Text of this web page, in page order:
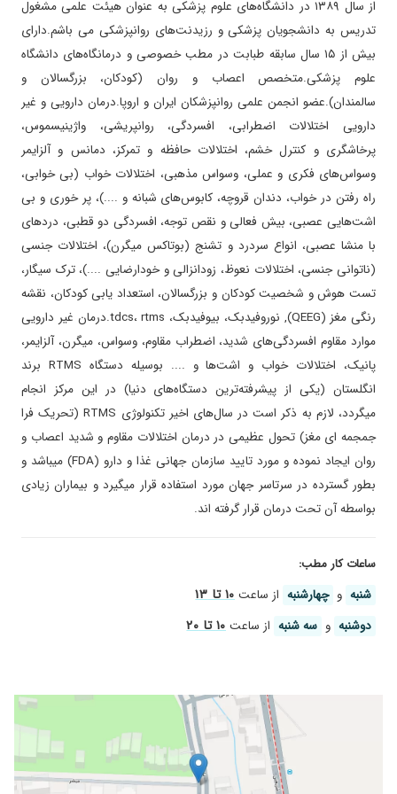
دمت به شدت دلسوز و کار درست ۱۴۰۴/۰۴/۲۱
برای تیک پسرم مراجعه داشتم.بسیار عالی
هستند.ممنون از ایشون و کلینیک و کادر درمان
بسیار قویشون
۱۴۰۳/۰۸/۱۱
خیلی عالی بودن؛ با حوصله و صبر با بیمار برخورد
بسیار دکتر عالی دقیق و دلسوز مادرم در مراجعه به
ایشان کاملا بهبود یافتن
۱۴۰۴/۰۵/۲۹
دکتری بسیار صبور بوده با روش درمانی ایشون
بیماری در من ریشه کن شد
۱۴۰۴/۰۶/۱۳
اضطراب داشتم ۱۴۰۴/۰۹/۰۸
بسیار عالی و با تجربه و حرفه ای ۱۴۰۴/۰۴/۰۴
بسیار دقیق عالی و باحوصله بودن وتمام تلاش خود
را برای پیگیری درمانی دارند
۱۴۰۴/۰۷/۰۷
افسردگی شدید حمله های پنیک و خواب نامرتب
اضطراب شدید ایشون بهترین دکتر تهران هستند
۱۴۰۴/۰۶/۱۹
دندان قروچه، کابوسهای شبانه و ....)، پر خوری و بی اشتهایی عصبی، بیش
فعالی و نقص توجه، افسردگی دو قطبی، دردهای با منشا عصبی، انواع
سردرد و تشنج (بوتاکس میگرن)، اختلالات جنسی (ناتوانی جنسی،
اختلالات نعوظ، زودانزالی و خودارضایی ....)، ترک سیگار، تست هوش و
شخصیت کودکان و بزرگسالان، استعداد یابی کودکان، نقشه رنگی مغز
(QEEG), نوروفیدبک، بیوفیدبک، tdcs، rtms.درمان غیر دارویی موارد مقاوم
افسردگی های شدید، اضطراب مقاوم، وسواس، میگرن، آلزایمر، پانیک،
اختلالات خواب و اشتها و .... بوسیله دستگاه RTMS برند انگلستان (یکی از
پیشرفته ترین دستگاههای دنیا) در این مرکز انجام میگردد، لازم به ذکر است
در سالهای اخیر تکنولوژی RTMS (تحریک فرا جمجمه ای مغز) تحول عظیمی
در درمان اختلالات مقاوم و شدید اعصاب و روان ایجاد نموده و مورد تایید
سازمان جهانی غذا و دارو (FDA) میباشد و بطور گسترده در سرتاسر جهان
مورد استفاده قرار میگیرد و بیماران زیادی بواسطه آن تحت درمان قرار گرفته
از سال ۱۳۸۹ در دانشگاه‌های علوم پزشکی به عنوان هیئت علمی مشغول
تدریس به دانشجویان پزشکی و رزیدنت‌های روانپزشکی می باشم.دارای
بیش از ۱۵ سال سابقه طبابت در مطب خصوصی و درمانگاه‌های دانشگاه
علوم پزشکی.متخصص اعصاب و روان (کودکان، بزرگسالان و
سالمندان).عضو انجمن علمی روانپزشکان ایران و اروپا.درمان دارویی و غیر
دارویی اختلالات اضطرابی، افسردگی، روانپریشی، واژینیسموس،
پرخاشگری و کنترل خشم، اختلالات حافظه و تمرکز، دمانس و آلزایمر
وسواس‌های فکری و عملی، وسواس مذهبی، اختلالات خواب (بی خوابی،
راه رفتن در خواب، دندان قروچه، کابوس‌های شبانه و ....)، پر خوری و بی
اشت‌هایی عصبی، بیش فعالی و نقص توجه، افسردگی دو قطبی، درد‌های
با منشا عصبی، انواع سردرد و تشنج (بوتاکس میگرن)، اختلالات جنسی
(ناتوانی جنسی، اختلالات نعوظ، زودانزالی و خودارضایی ....)، ترک سیگار،
تست هوش و شخصیت کودکان و بزرگسالان، استعداد یابی کودکان، نقشه
رنگی مغز (QEEG), نوروفیدبک، بیوفیدبک، tdcs، rtms.درمان غیر دارویی
موارد مقاوم افسردگی‌های شدید، اضطراب مقاوم، وسواس، میگرن، آلزایمر،
پانیک، اختلالات خواب و اشت‌ها و .... بوسیله دستگاه RTMS برند
انگلستان (یکی از پیشرفته‌ترین دستگاه‌های دنیا) در این مرکز انجام
میگردد، لازم به ذکر است در سال‌های اخیر تکنولوژی RTMS (تحریک فرا
جمجمه ای مغز) تحول عظیمی در درمان اختلالات مقاوم و شدید اعصاب و
روان ایجاد نموده و مورد تایید سازمان جهانی غذا و دارو (FDA) میباشد و
بطور گسترده در سرتاسر جهان مورد استفاده قرار میگیرد و بیماران زیادی
بواسطه آن تحت درمان قرار گرفته اند.
ساعات کار مطب:
شنبه و چهارشنبه از ساعت۱۰ تا ۱۳
دوشنبه و سه شنبه از ساعت۱۰ تا ۲۰